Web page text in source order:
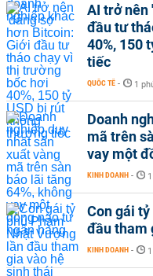
AI trở nên
đầu tư
40%, 150
tiếc
QUỐC TẾ - 1
Doanh
mã trên
vay một
KINH DOANH -
Con gái
đầu tham
KINH DOANH -